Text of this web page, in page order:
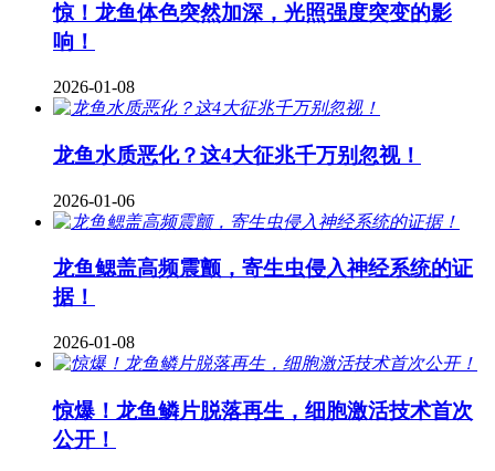
惊！龙鱼体色突然加深，光照强度突变的影
响！
2026-01-08
龙鱼水质恶化？这4大征兆千万别忽视！
2026-01-06
龙鱼鳃盖高频震颤，寄生虫侵入神经系统的证
据！
2026-01-08
惊爆！龙鱼鳞片脱落再生，细胞激活技术首次
公开！